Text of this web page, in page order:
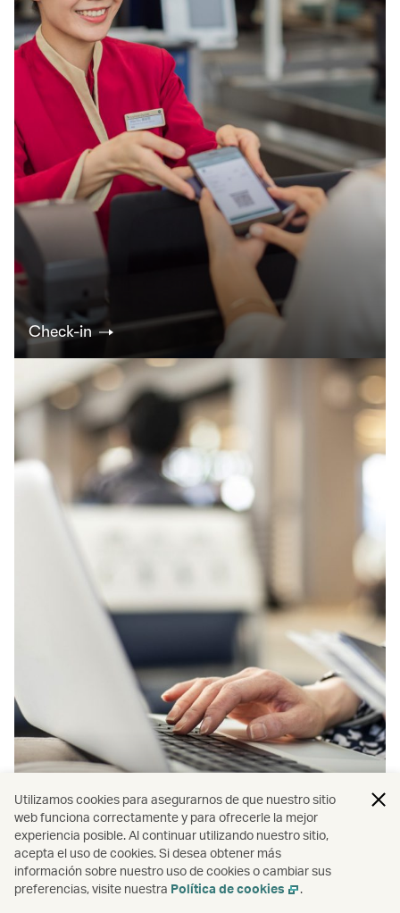
Check-in
Gestionar reserva
Utilizamos cookies para asegurarnos de que nuestro sitio
web funciona correctamente y para ofrecerle la mejor
experiencia posible. Al continuar utilizando nuestro sitio,
acepta el uso de cookies. Si desea obtener más
información sobre nuestro uso de cookies o cambiar sus
preferencias, visite nuestra Política de cookies .